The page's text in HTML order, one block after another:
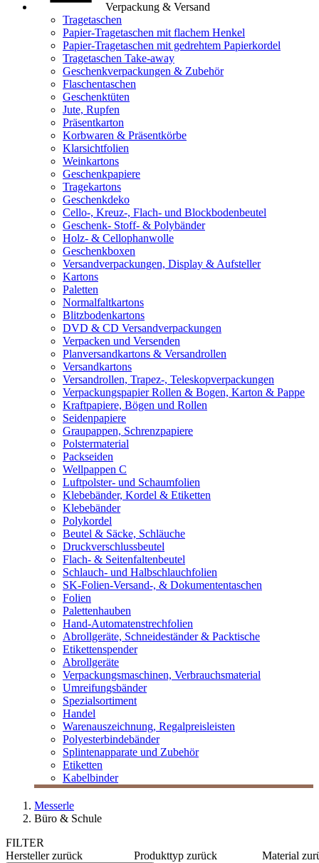
Verpackung & Versand
Tragetaschen
Papier-Tragetaschen mit flachem Henkel
Papier-Tragetaschen mit gedrehtem Papierkordel
Tragetaschen Take-away
Geschenkverpackungen & Zubehör
Flaschentaschen
Geschenktüten
Jute, Rupfen
Präsentkarton
Korbwaren & Präsentkörbe
Klarsichtfolien
Weinkartons
Geschenkpapiere
Tragekartons
Geschenkdeko
Cello-, Kreuz-, Flach- und Blockbodenbeutel
Geschenk- Stoff- & Polybänder
Holz- & Cellophanwolle
Geschenkboxen
Versandverpackungen, Display & Aufsteller
Kartons
Paletten
Normalfaltkartons
Blitzbodenkartons
DVD & CD Versandverpackungen
Verpacken und Versenden
Planversandkartons & Versandrollen
Versandkartons
Versandrollen, Trapez-, Teleskopverpackungen
Verpackungspapier Rollen & Bogen, Karton & Pappe
Kraftpapiere, Bögen und Rollen
Seidenpapiere
Graupappen, Schrenzpapiere
Polstermaterial
Packseiden
Wellpappen C
Luftpolster- und Schaumfolien
Klebebänder, Kordel & Etiketten
Klebebänder
Polykordel
Beutel & Säcke, Schläuche
Druckverschlussbeutel
Flach- & Seitenfaltenbeutel
Schlauch- und Halbschlauchfolien
SK-Folien-Versand-, & Dokumententaschen
Folien
Palettenhauben
Hand-Automatenstrechfolien
Abrollgeräte, Schneideständer & Packtische
Etikettenspender
Abrollgeräte
Verpackungsmaschinen, Verbrauchsmaterial
Umreifungsbänder
Spezialsortiment
Handel
Warenauszeichnung, Regalpreisleisten
Polyesterbindebänder
Splintenapparate und Zubehör
Etiketten
Kabelbinder
Messerle
Büro & Schule
FILTER
Herstellerzurück
Produkttyp zurück
Material